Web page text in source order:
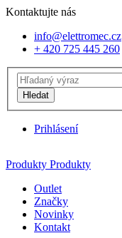
Kontaktujte nás
info@elettromec.cz
+ 420 725 445 260
Hledat
Prihlásení
Produkty Produkty
Outlet
Značky
Novinky
Kontakt